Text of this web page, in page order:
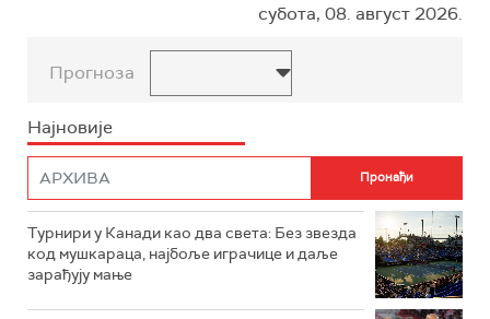
субота, 08. август 2026.
Прогноза
Најновије
Турнири у Канади као два света: Без звезда
код мушкараца, најбоље играчице и даље
зарађују мање